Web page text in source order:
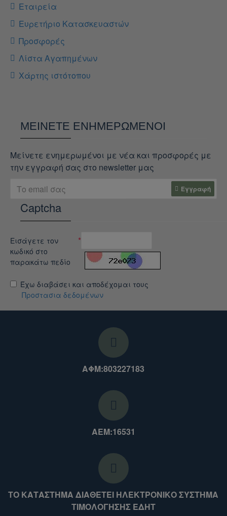
Εταιρεία
Ευρετήριο Κατασκευαστών
Προσφορές
Λίστα Αγαπημένων
Χάρτης ιστότοπου
ΜΕΊΝΕΤΕ ΕΝΗΜΕΡΩΜΈΝΟΙ
Μείνετε ενημερωμένοι με νέα και προσφορές με
την εγγραφή σας στο newsletter μας
Εγγραφή
Captcha
Εισάγετε τον
κωδικό στο
παρακάτω πεδίο
Έχω διαβάσει και αποδέχομαι τους
Προστασια δεδομένων
ΑΦΜ:803227183
ΑΕΜ:16531
ΤΟ ΚΑΤΑΣΤΗΜΑ ΔΙΑΘΕΤΕΙ ΗΛΕΚΤΡΟΝΙΚΟ ΣΥΣΤΗΜΑ
ΤΙΜΟΛΟΓΗΣΗΣ ΕΔΗΤ